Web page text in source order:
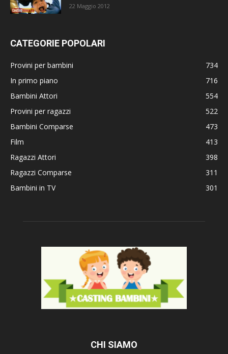
22 Maggio 2012
CATEGORIE POPOLARI
Provini per bambini
734
In primo piano
716
Bambini Attori
554
Provini per ragazzi
522
Bambini Comparse
473
Film
413
Ragazzi Attori
398
Ragazzi Comparse
311
Bambini in TV
301
CHI SIAMO